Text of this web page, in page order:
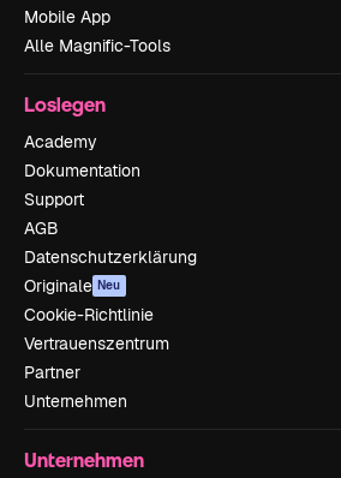
Mobile App
Alle Magnific-Tools
Loslegen
Academy
Dokumentation
Support
AGB
Datenschutzerklärung
Originale Neu
Cookie-Richtlinie
Vertrauenszentrum
Partner
Unternehmen
Unternehmen